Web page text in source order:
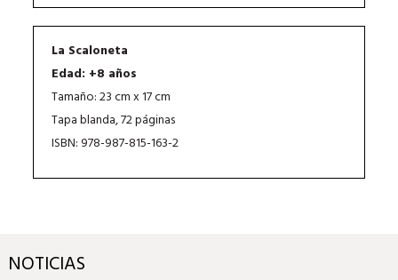
La Scaloneta
Edad: +8 años
Tamaño: 23 cm x 17 cm
Tapa blanda, 72 páginas
ISBN: 978-987-815-163-2
NOTICIAS